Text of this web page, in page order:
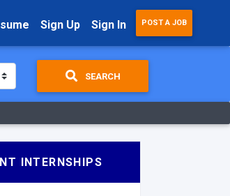
Sign Up Sign In POST A JOB
SEARCH
INTERNSHIPS